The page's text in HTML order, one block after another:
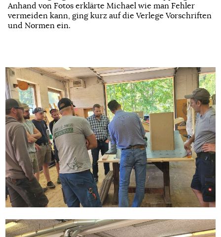
Anhand von Fotos erklärte Michael wie man Fehler
vermeiden kann, ging kurz auf die Verlege Vorschriften
und Normen ein.